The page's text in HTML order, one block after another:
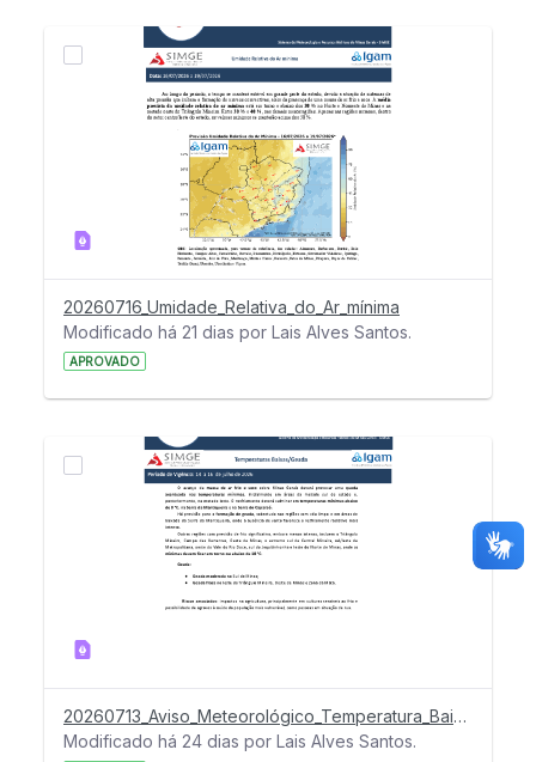
20260716_Umidade_Relativa_do_Ar_mínima
Modificado há 21 dias por Lais Alves Santos.
APROVADO
20260713_Aviso_Meteorológico_Temperatura_Baixa_e_geada
Modificado há 24 dias por Lais Alves Santos.